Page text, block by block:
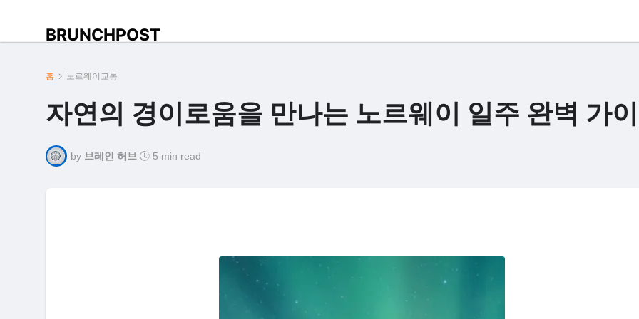
BRUNCHPOST
홈 노르웨이교통
자연의 경이로움을 만나는 노르웨이 일주 완벽 가
by 브레인 허브 5 min read